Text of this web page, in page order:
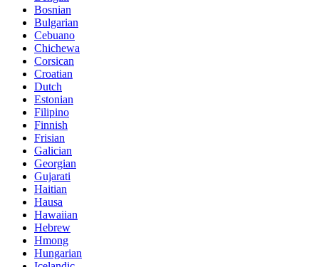
Bosnian
Bulgarian
Cebuano
Chichewa
Corsican
Croatian
Dutch
Estonian
Filipino
Finnish
Frisian
Galician
Georgian
Gujarati
Haitian
Hausa
Hawaiian
Hebrew
Hmong
Hungarian